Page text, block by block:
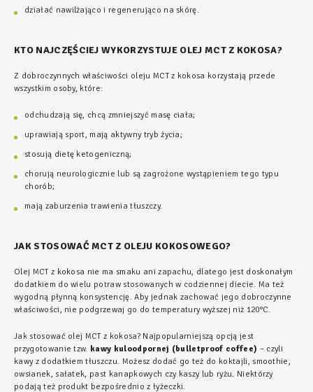
działać nawilżająco i regenerująco na skórę.
KTO NAJCZĘŚCIEJ WYKORZYSTUJE OLEJ MCT Z KOKOSA?
Z dobroczynnych właściwości oleju MCT z kokosa korzystają przede
wszystkim osoby, które:
odchudzają się, chcą zmniejszyć masę ciała;
uprawiają sport, mają aktywny tryb życia;
stosują dietę ketogeniczną;
chorują neurologicznie lub są zagrożone wystąpieniem tego typu
chorób;
mają zaburzenia trawienia tłuszczy.
JAK STOSOWAĆ MCT Z OLEJU KOKOSOWEGO?
Olej MCT z kokosa nie ma smaku ani zapachu, dlatego jest doskonałym
dodatkiem do wielu potraw stosowanych w codziennej diecie. Ma też
wygodną płynną konsystencję. Aby jednak zachować jego dobroczynne
właściwości, nie podgrzewaj go do temperatury wyższej niż 120°C.
Jak stosować olej MCT z kokosa? Najpopularniejszą opcją jest
przygotowanie tzw. kawy kuloodpornej (bulletproof coffee) – czyli
kawy z dodatkiem tłuszczu. Możesz dodać go też do koktajli, smoothie,
owsianek, sałatek, past kanapkowych czy kaszy lub ryżu. Niektórzy
podają też produkt bezpośrednio z łyżeczki.